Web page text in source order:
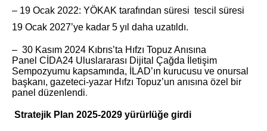
– 19 Ocak 2022: YÖKAK tarafından süresi tescil süresi
19 Ocak 2027’ye kadar 5 yıl daha uzatıldı.
– 30 Kasım 2024 Kıbrıs’ta Hıfzı Topuz Anısına
Panel CİDA24 Uluslararası Dijital Çağda İletişim
Sempozyumu kapsamında, İLAD’ın kurucusu ve onursal
başkanı, gazeteci-yazar Hıfzı Topuz’un anısına özel bir
panel düzenlendi.
Stratejik Plan 2025-2029 yürürlüğe girdi